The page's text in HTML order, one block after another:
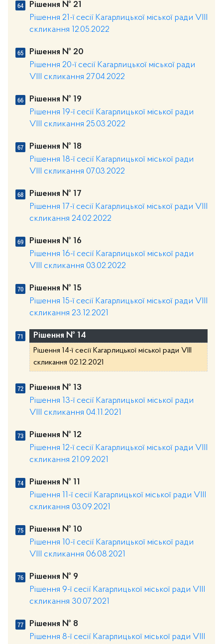
Рішення № 21
Рішення 21-ї сесії Кагарлицької міської ради VIII
скликання 12.05.2022
Рішення № 20
Рішення 20-ї сесії Кагарлицької міської ради
VIII скликання 27.04.2022
Рішення № 19
Рішення 19-ї сесії Кагарлицької міської ради
VIII скликання 25.03.2022
Рішення № 18
Рішення 18-ї сесії Кагарлицької міської ради
VIII скликання 07.03.2022
Рішення № 17
Рішення 17-ї сесії Кагарлицької міської ради VIII
скликання 24.02.2022
Рішення № 16
Рішення 16-ї сесії Кагарлицької міської ради
VIII скликання 03.02.2022
Рішення № 15
Рішення 15-ї сесії Кагарлицької міської ради VIII
скликання 23.12.2021
Рішення № 14
Рішення 14-ї сесії Кагарлицької міської ради VIII
скликання 02.12.2021
Рішення № 13
Рішення 13-ї сесії Кагарлицької міської ради
VIII скликання 04.11.2021
Рішення № 12
Рішення 12-ї сесії Кагарлицької міської ради VIII
скликання 21.09.2021
Рішення № 11
Рішення 11-ї сесії Кагарлицької міської ради VIII
скликання 03.09.2021
Рішення № 10
Рішення 10-ї сесії Кагарлицької міської ради
VIII скликання 06.08.2021
Рішення № 9
Рішення 9-ї сесії Кагарлицької міської ради VIII
скликання 30.07.2021
Рішення № 8
Рішення 8-ї сесії Кагарлицької міської ради VIII